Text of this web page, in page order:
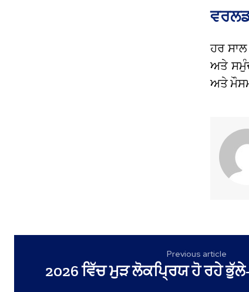
ਹਰ
ਅਤੇ
ਅਤੇ
Previous article
2026 ਵਿੱਚ ਮੁੜ ਲੋਕਪ੍ਰਿਯ ਹੋ ਰਹੇ